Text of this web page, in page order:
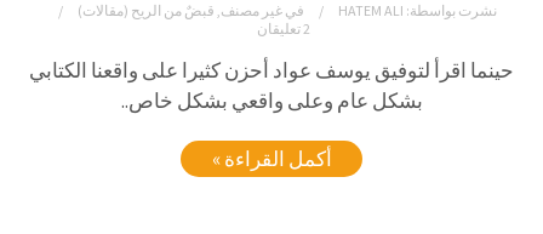
نشرت بواسطة: HATEM ALI في غير مصنف, قبضٌ من الريح (مقالات)
2 تعليقان
حينما اقرأ لتوفيق يوسف عواد أحزن كثيرا على واقعنا الكتابي
بشكل عام وعلى واقعي بشكل خاص..
أكمل القراءة »